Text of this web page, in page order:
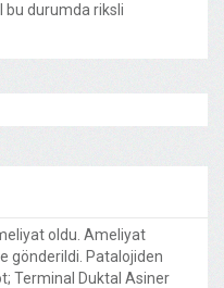
bu durumda riksli
oldu. Ameliyat
gönderildi. Patalojiden
Terminal Duktal Asiner